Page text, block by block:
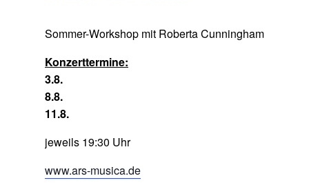
Sommer-Workshop mit Roberta Cunningham
Konzerttermine:
3.8.
8.8.
11.8.
jeweils 19:30 Uhr
www.ars-musica.de